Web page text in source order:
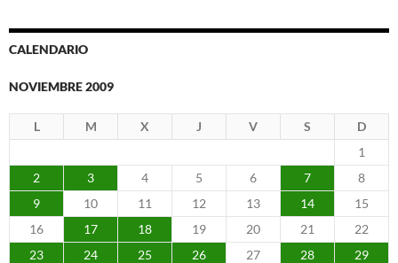
CALENDARIO
NOVIEMBRE 2009
L M X J V S
D
1
2
3 4 5 6 7
8
9
10 11 12 13 14
15
16
17 18 19 20 21
22
23
24 25 26 27 28
29